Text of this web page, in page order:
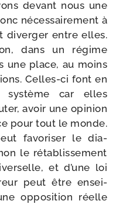
devant nous une
néces­sai­re­ment à
diver­ger entre elles.
dans un régime
une place, au moins
Celles-​ci font en
car elles
avoir une opi­nion
pour tout le monde.
favo­ri­ser le dia­
le réta­blis­se­ment
et d’une loi
peut être ensei­
oppo­si­tion réelle